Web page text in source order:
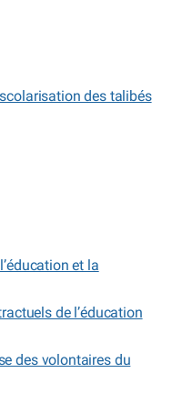
des talibés
et la
de l’éducation
des volontaires du